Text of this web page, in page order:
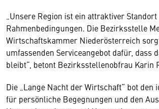
„Unsere Region ist ein attraktiver
Rahmenbedingungen. Die Bezirksstelle
Wirtschaftskammer Niederösterreich
umfassenden Serviceangebot dafür, dass
bleibt“, betont Bezirksstellenobfrau Karin
Die „Lange Nacht der Wirtschaft“ bot den
für persönliche Begegnungen und den